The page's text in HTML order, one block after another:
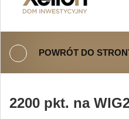
POWRÓT DO
2200 pkt. na